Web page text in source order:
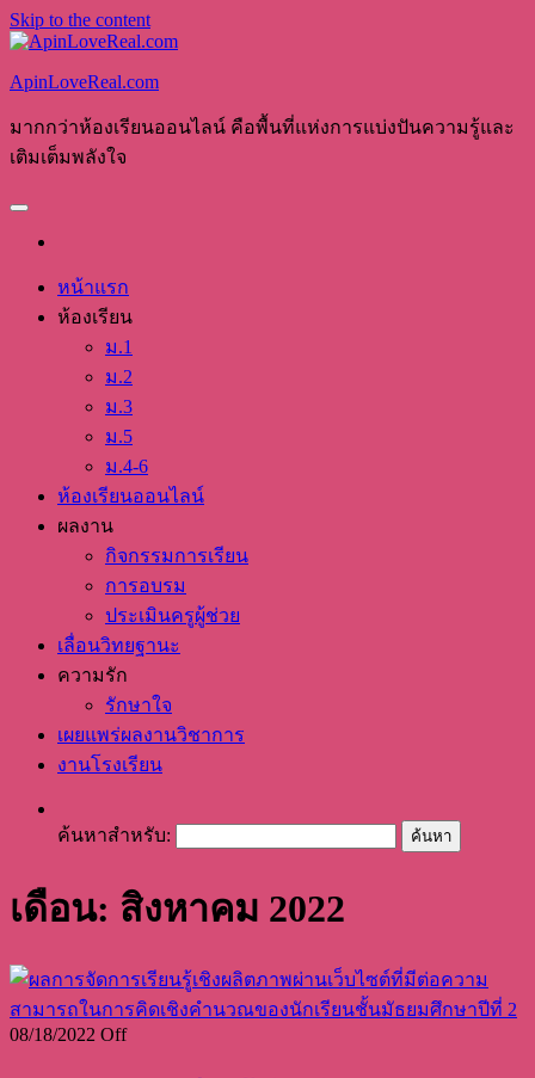
Skip to the content
ApinLoveReal.com
มากกว่าห้องเรียนออนไลน์ คือพื้นที่แห่งการแบ่งปันความรู้และ
เติมเต็มพลังใจ
หน้าแรก
ห้องเรียน
ม.1
ม.2
ม.3
ม.5
ม.4-6
ห้องเรียนออนไลน์
ผลงาน
กิจกรรมการเรียน
การอบรม
ประเมินครูผู้ช่วย
เลื่อนวิทยฐานะ
ความรัก
รักษาใจ
เผยแพร่ผลงานวิชาการ
งานโรงเรียน
ค้นหาสำหรับ:
เดือน: สิงหาคม 2022
08/18/2022 Off